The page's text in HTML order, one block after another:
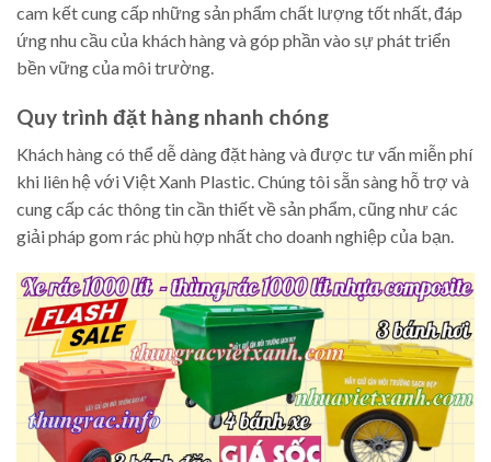
cam kết cung cấp những sản phẩm chất lượng tốt nhất, đáp
ứng nhu cầu của khách hàng và góp phần vào sự phát triển
bền vững của môi trường.
Quy trình đặt hàng nhanh chóng
Khách hàng có thể dễ dàng đặt hàng và được tư vấn miễn phí
khi liên hệ với Việt Xanh Plastic. Chúng tôi sẵn sàng hỗ trợ và
cung cấp các thông tin cần thiết về sản phẩm, cũng như các
giải pháp gom rác phù hợp nhất cho doanh nghiệp của bạn.